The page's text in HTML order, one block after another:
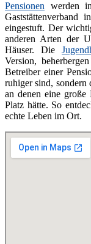
Pensionen werden
Gaststättenverband
eingestuft. Der
anderen Arten der
Häuser. Die
Version,
Betreiber einer
ruhiger sind, sondern
an denen eine
Platz hätte. So
echte Leben im Ort.